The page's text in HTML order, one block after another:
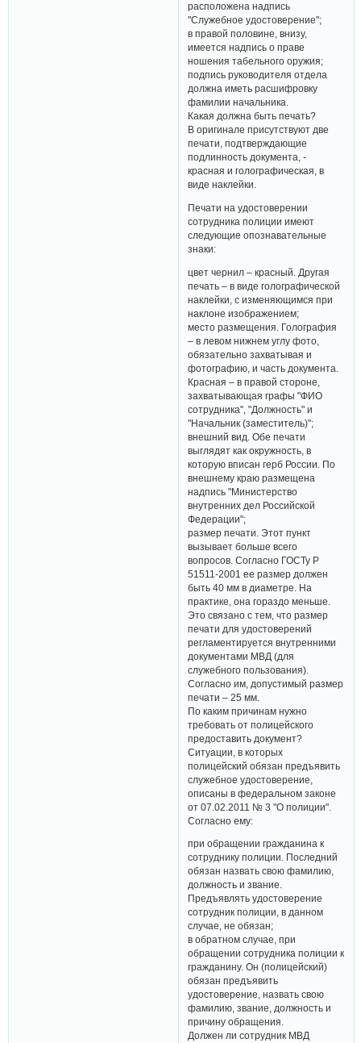
расположена надпись
"Служебное удостоверение";
в правой половине, внизу,
имеется надпись о праве
ношения табельного оружия;
подпись руководителя отдела
должна иметь расшифровку
фамилии начальника.
Какая должна быть печать?
В оригинале присутствуют две
печати, подтверждающие
подлинность документа, -
красная и голографическая, в
виде наклейки.
Печати на удостоверении
сотрудника полиции имеют
следующие опознавательные
знаки:
цвет чернил – красный. Другая
печать – в виде голографической
наклейки, с изменяющимся при
наклоне изображением;
место размещения. Голография
– в левом нижнем углу фото,
обязательно захватывая и
фотографию, и часть документа.
Красная – в правой стороне,
захватывающая графы "ФИО
сотрудника", "Должность" и
"Начальник (заместитель)";
внешний вид. Обе печати
выглядят как окружность, в
которую вписан герб России. По
внешнему краю размещена
надпись "Министерство
внутренних дел Российской
Федерации";
размер печати. Этот пункт
вызывает больше всего
вопросов. Согласно ГОСТу Р
51511-2001 ее размер должен
быть 40 мм в диаметре. На
практике, она гораздо меньше.
Это связано с тем, что размер
печати для удостоверений
регламентируется внутренними
документами МВД (для
служебного пользования).
Согласно им, допустимый размер
печати – 25 мм.
По каким причинам нужно
требовать от полицейского
предоставить документ?
Ситуации, в которых
полицейский обязан предъявить
служебное удостоверение,
описаны в федеральном законе
от 07.02.2011 № 3 "О полиции".
Согласно ему:
при обращении гражданина к
сотруднику полиции. Последний
обязан назвать свою фамилию,
должность и звание.
Предъявлять удостоверение
сотрудник полиции, в данном
случае, не обязан;
в обратном случае, при
обращении сотрудника полиции к
гражданину. Он (полицейский)
обязан предъявить
удостоверение, назвать свою
фамилию, звание, должность и
причину обращения.
Должен ли сотрудник МВД